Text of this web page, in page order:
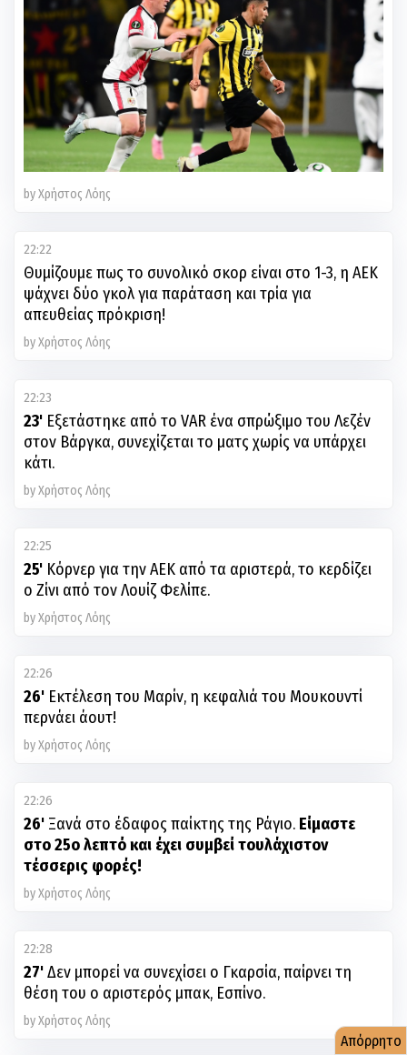
by Χρήστος Λόης
22:22
Θυμίζουμε πως το συνολικό σκορ είναι στο 1-3, η ΑΕΚ
ψάχνει δύο γκολ για παράταση και τρία για
απευθείας πρόκριση!
by Χρήστος Λόης
22:23
23' Εξετάστηκε από το VAR ένα σπρώξιμο του Λεζέν
στον Βάργκα, συνεχίζεται το ματς χωρίς να υπάρχει
κάτι.
by Χρήστος Λόης
22:25
25' Κόρνερ για την ΑΕΚ από τα αριστερά, το κερδίζει
ο Ζίνι από τον Λουίζ Φελίπε.
by Χρήστος Λόης
22:26
26' Εκτέλεση του Μαρίν, η κεφαλιά του Μουκουντί
περνάει άουτ!
by Χρήστος Λόης
22:26
26' Ξανά στο έδαφος παίκτης της Ράγιο. Είμαστε
στο 25ο λεπτό και έχει συμβεί τουλάχιστον
τέσσερις φορές!
by Χρήστος Λόης
22:28
27'Δεν μπορεί να συνεχίσει ο Γκαρσία, παίρνει τη
θέση του ο αριστερός μπακ, Εσπίνο.
by Χρήστος Λόης
Απόρρητο